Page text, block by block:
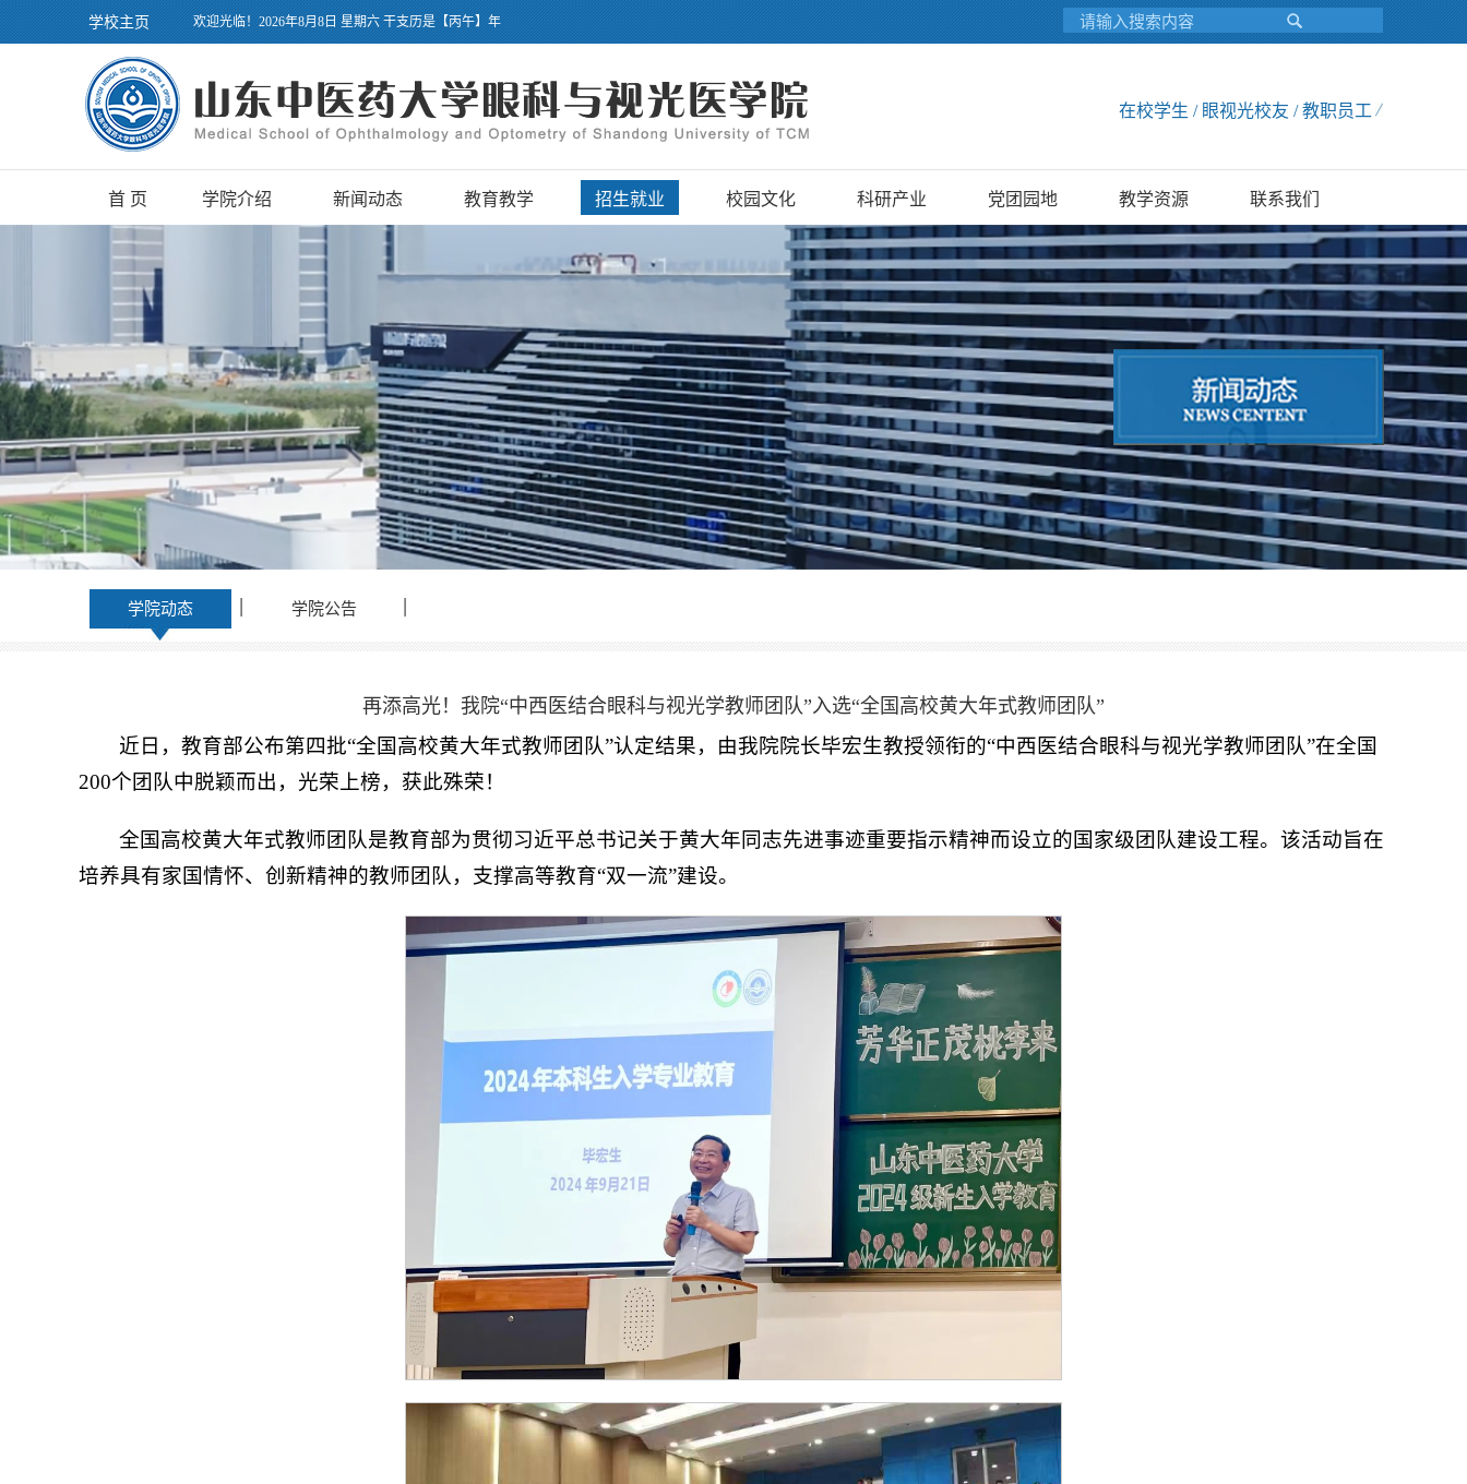
欢迎光临！2026年8月8日 星期六 干支历是【丙午】年
学校主页
在校学生 / 眼视光校友 / 教职员工
首 页 学院介绍 新闻动态 教育教学 招生就业 校园文化 科研产业 党团园地 教学资源 联系我们
学院动态 学院公告
再添高光！我院“中西医结合眼科与视光学教师团队”入选“全国高校黄大年式教师团队”
近日，教育部公布第四批“全国高校黄大年式教师团队”认定结果，由我院院长毕宏生教授领衔的“中西医结合眼科与视光学教师团队”在全国
200个团队中脱颖而出，光荣上榜，获此殊荣！
全国高校黄大年式教师团队是教育部为贯彻习近平总书记关于黄大年同志先进事迹重要指示精神而设立的国家级团队建设工程。该活动旨在
培养具有家国情怀、创新精神的教师团队，支撑高等教育“双一流”建设。